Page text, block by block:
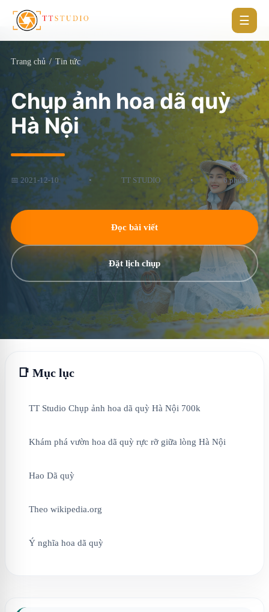
☰
Trang chủ / Tin tức
Chụp ảnh hoa dã quỳ
Hà Nội
📅 2021-12-10 • TT STUDIO • 6 phút đọc
Đọc bài viết
Đặt lịch chụp
📑 Mục lục
TT Studio Chụp ảnh hoa dã quỳ Hà Nội 700k
Khám phá vườn hoa dã quỳ rực rỡ giữa lòng Hà Nội
Hao Dã quỳ
Theo wikipedia.org
Ý nghĩa hoa dã quỳ